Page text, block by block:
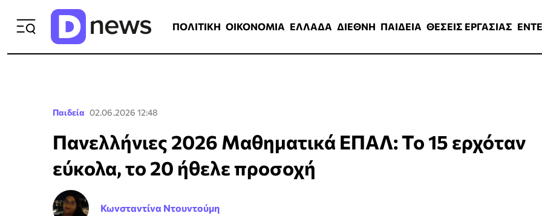
ΠΟΛΙΤΙΚΗ ΟΙΚΟΝΟΜΙΑ ΕΛΛΑΔΑ ΔΙΕΘΝΗ ΠΑΙΔΕΙΑ ΘΕΣΕΙΣ ΕΡΓΑΣΙΑΣ
Παιδεία 02.06.2026 12:48
Πανελλήνιες 2026 Μαθηματικά ΕΠΑΛ: Το 15 ερχόταν
εύκολα, το 20 ήθελε προσοχή
Κωνσταντίνα Ντουντούμη